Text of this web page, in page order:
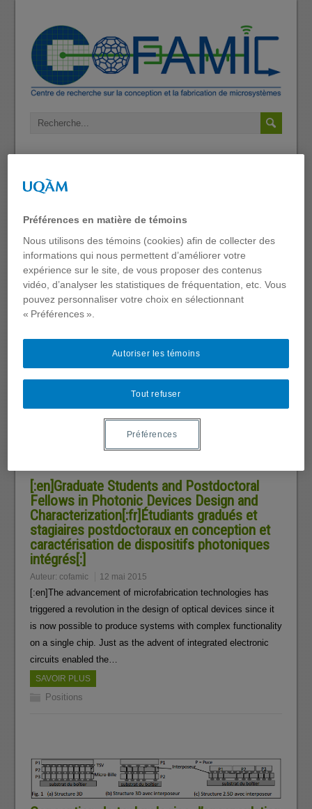
Positions
[:en]Researchers and Graduate Students in
Microfabrication Process
Innovation[:fr]Chercheurs et étudiants
gradués en techniques et procédés de
microfabrication[:]
design of increasingly complex devices. As part of their
research program, Professors Ménard and Nabki work to
expand the capabilities and applications of microsystems…
[:en]Graduate Students and Postdoctoral
Fellows in Photonic Devices Design and
Characterization[:fr]Étudiants gradués et
stagiaires postdoctoraux en conception et
caractérisation de dispositifs photoniques
intégrés[:]
Auteur: cofamic 12 mai 2015
[:en]The advancement of microfabrication technologies has
triggered a revolution in the design of optical devices since it
is now possible to produce systems with complex functionality
on a single chip. Just as the advent of integrated electronic
circuits enabled the…
SAVOIR PLUS
Positions
Préférences en matière de témoins
Nous utilisons des témoins (cookies) afin de collecter des
informations qui nous permettent d’améliorer votre
expérience sur le site, de vous proposer des contenus
vidéo, d’analyser les statistiques de fréquentation, etc. Vous
pouvez personnaliser votre choix en sélectionnant
« Préférences ».
Tout refuser
Autoriser les témoins
Préférences